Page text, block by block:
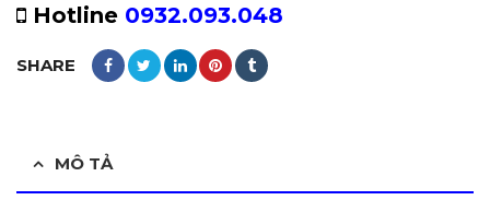
Hotline 0932.093.048
SHARE
MÔ TẢ